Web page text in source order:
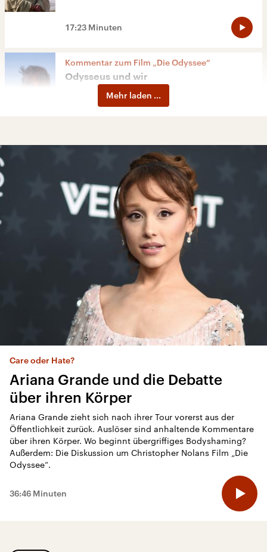
17:23 Minuten
Kommentar zum Film „Die Odyssee“
Odysseus und wir
Schauspieler Tom Pauls
Der Botschafter des Sächsischen
Moritz de Hadeln hat Grenzen erweitert
Rudi Carrell
Ein Leben für die Show
Mehr laden ...
Care oder Hate?
Ariana Grande und die Debatte
über ihren Körper
Ariana Grande zieht sich nach ihrer Tour vorerst aus der
Öffentlichkeit zurück. Auslöser sind anhaltende Kommentare
über ihren Körper. Wo beginnt übergriffiges Bodyshaming?
Außerdem: Die Diskussion um Christopher Nolans Film „Die
Odyssee“.
36:46 Minuten